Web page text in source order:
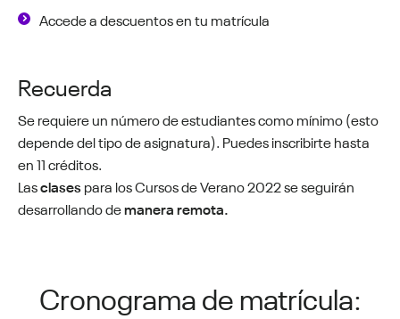
Accede a descuentos en tu matrícula
Recuerda
Se requiere un número de estudiantes como mínimo (esto
depende del tipo de asignatura). Puedes inscribirte hasta
en 11 créditos.
Lasclasespara los Cursos de Verano 2022 se seguirán
desarrollando demanera remota.
Cronograma de matrícula: